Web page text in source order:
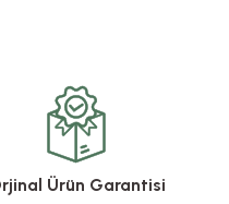
Ürün Garantisi